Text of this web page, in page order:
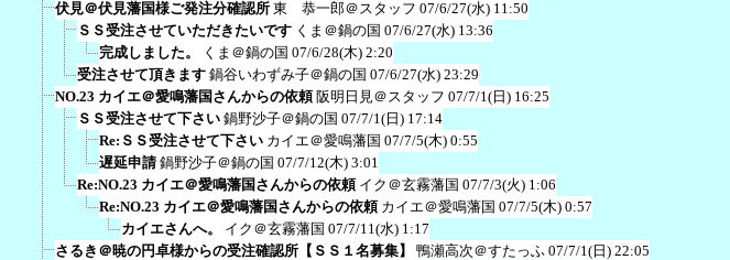
伏見＠伏見藩国様ご発注分確認所 東 恭一郎＠スタッフ 07/6/27(水) 11:50
ＳＳ受注させていただきたいです くま＠鍋の国 07/6/27(水) 13:36
完成しました。
くま＠鍋の国 07/6/28(木) 2:20
受注させて頂きます 鍋谷いわずみ子＠鍋の国 07/6/27(水) 23:29
NO.23 カイエ＠愛鳴藩国さんからの依頼 阪明日見＠スタッフ 07/7/1(日) 16:25
ＳＳ受注させて下さい 鍋野沙子＠鍋の国 07/7/1(日) 17:14
Re:ＳＳ受注させて下さい カイエ＠愛鳴藩国 07/7/5(木) 0:55
遅延申請 鍋野沙子＠鍋の国 07/7/12(木) 3:01
Re:NO.23 カイエ＠愛鳴藩国さんからの依頼 イク＠玄霧藩国 07/7/3(火) 1:06
Re:NO.23 カイエ＠愛鳴藩国さんからの依頼 カイエ＠愛鳴藩国 07/7/5(木) 0:57
カイエさんへ。
イク＠玄霧藩国 07/7/11(水) 1:17
さるき＠暁の円卓様からの受注確認所【ＳＳ１名募集】
鴨瀬高次＠すたっふ 07/7/1(日) 22:05